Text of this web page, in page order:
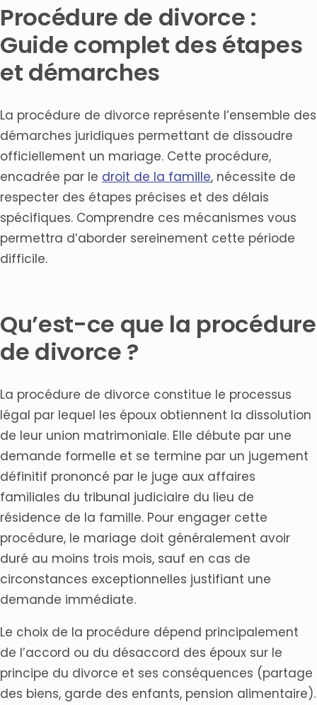
Qu’est-ce que la procédure de divorce ?
Quelles sont les principales étapes de la procédure
de divorce ?
Quels sont les différents types de divorce en France
?
procédure de divorce ?
Comment choisir un avocat spécialisé en divorce ?
Quels sont les coûts d’une procédure de divorce ?
Quelles sont les conséquences du divorce sur la
situation familiale ?
Articles connexes
Procédure de divorce :
Guide complet des étapes
et démarches
La procédure de divorce représente l’ensemble des
démarches juridiques permettant de dissoudre
officiellement un mariage. Cette procédure,
encadrée par le droit de la famille, nécessite de
respecter des étapes précises et des délais
spécifiques. Comprendre ces mécanismes vous
permettra d’aborder sereinement cette période
difficile.
Qu’est-ce que la procédure
de divorce ?
La procédure de divorce constitue le processus
légal par lequel les époux obtiennent la dissolution
de leur union matrimoniale. Elle débute par une
demande formelle et se termine par un jugement
définitif prononcé par le juge aux affaires
familiales du tribunal judiciaire du lieu de
résidence de la famille. Pour engager cette
procédure, le mariage doit généralement avoir
duré au moins trois mois, sauf en cas de
circonstances exceptionnelles justifiant une
demande immédiate.
Le choix de la procédure dépend principalement
de l’accord ou du désaccord des époux sur le
principe du divorce et ses conséquences (partage
des biens, garde des enfants, pension alimentaire).